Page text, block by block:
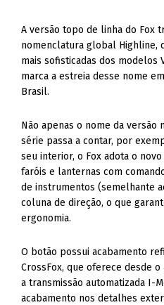
A versão topo de linha do Fox
nomenclatura global Highline,
mais sofisticadas dos modelos
marca a estreia desse nome
Brasil.
Não apenas o nome da versão
série passa a contar, por
seu interior, o Fox adota o
faróis e lanternas com
de instrumentos (semelhante
coluna de direção, o que
ergonomia.
O botão possui acabamento
CrossFox, que oferece desde
a transmissão automatizada I-
acabamento nos detalhes